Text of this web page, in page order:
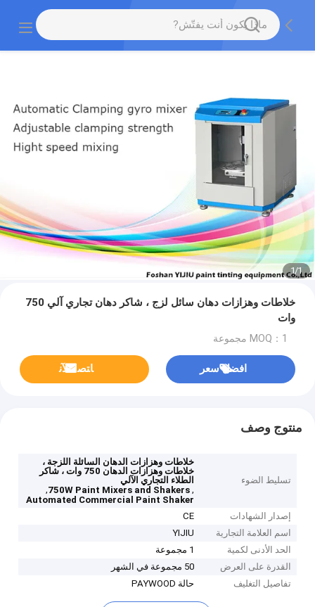
1
/
1
خلاطات وهزازات دهان سائل لزج ، شاكر دهان تجاري آلي 750
وات
MOQ：1 مجموعة
افضل سعر ﺎﺘﺼﻟ ﺍﻶﻧ
منتوج وصف
تسليط الضوء
خلاطات وهزازات الدهان السائلة اللزجة ،
خلاطات وهزازات الدهان 750 وات ، شاكر
الطلاء التجاري الآلي
,
750W Paint Mixers and Shakers
,
Automated Commercial Paint Shaker
إصدار الشهادات
CE
اسم العلامة التجارية
YIJIU
الحد الأدنى لكمية
1 مجموعة
القدرة على العرض
50 مجموعة في الشهر
تفاصيل التغليف
حالة PAYWOOD